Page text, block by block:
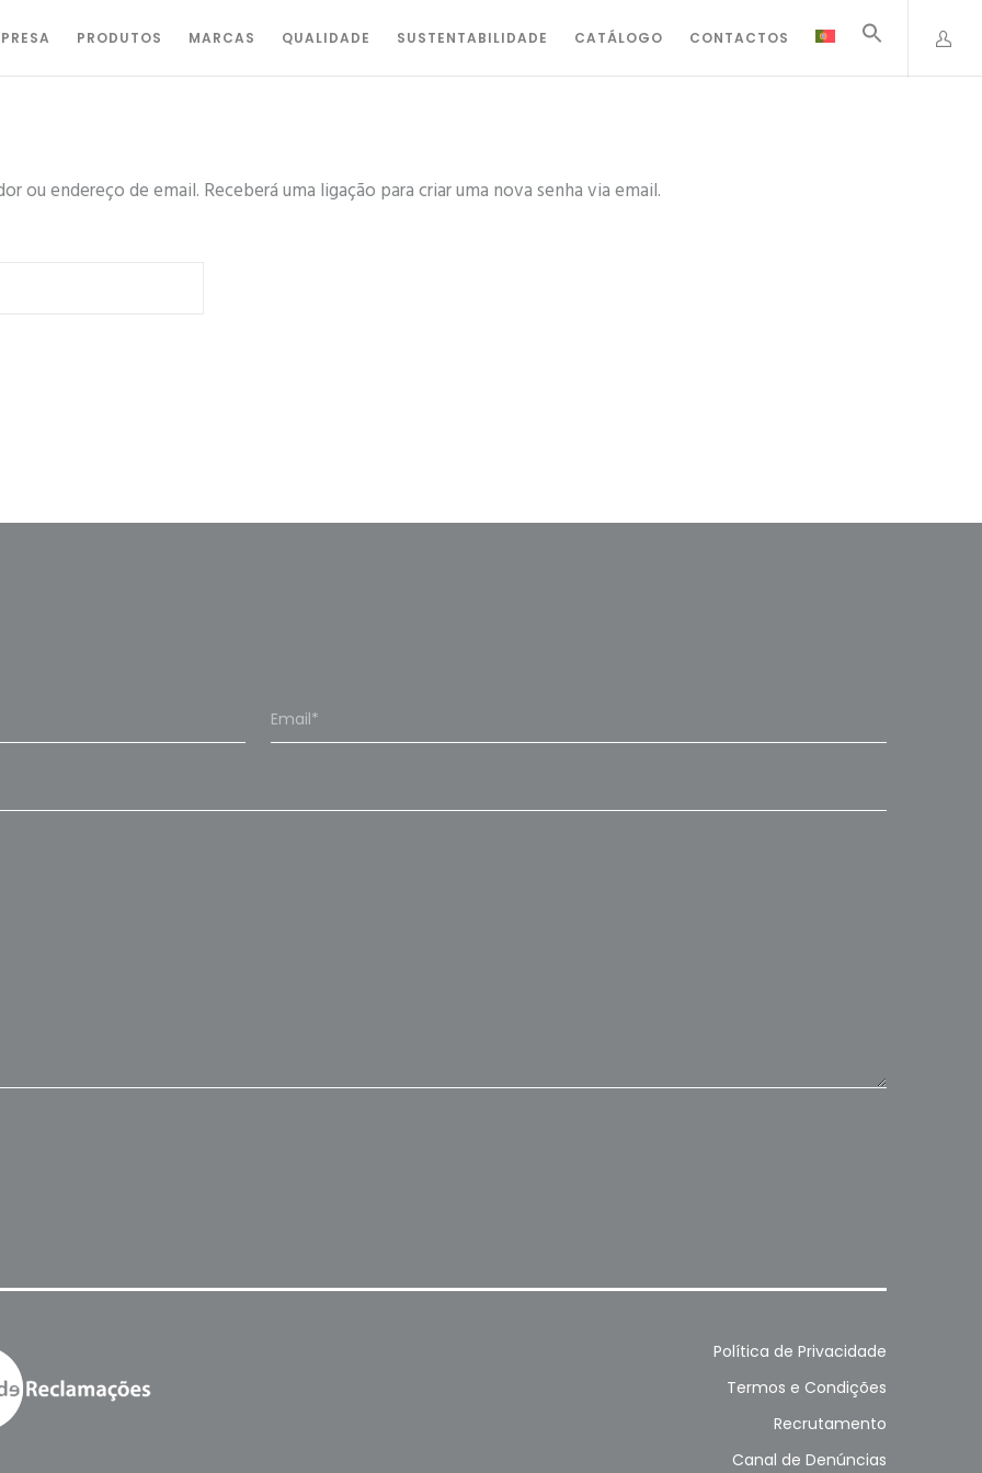
PRODUTOS MARCAS QUALIDADE SUSTENTABILIDADE CATÁLOGO CONTACTOS
ou endereço de email. Receberá uma ligação para criar uma nova senha via email.
Política de Privacidade
Termos e Condições
Recrutamento
Canal de Denúncias